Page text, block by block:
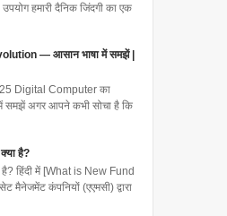
हमारी दैनिक जिंदगी का एक
— आसान भाषा में समझें |
Digital Computer का
अगर आपने कभी सोचा है कि
है?
हिंदी में [What is New Fund
कंपनियों (एएमसी) द्वारा